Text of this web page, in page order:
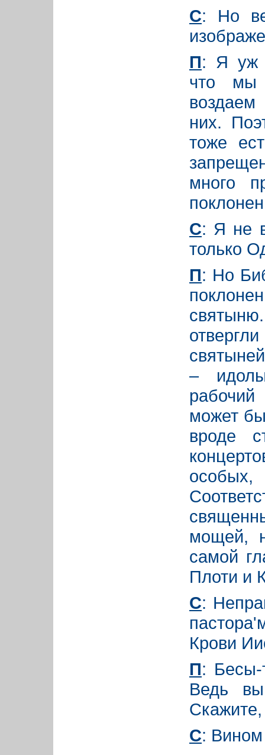
С: Но
П: Я уж
что мы
них.
тоже
много
С: Я не
только
П: Но
–
может
вроде
мощей,
самой
Плоти и
С:
Крови
П: Бесы-
Ведь
С: